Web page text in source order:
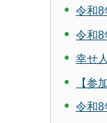
令和8
令和8
幸せ
【参
令和8